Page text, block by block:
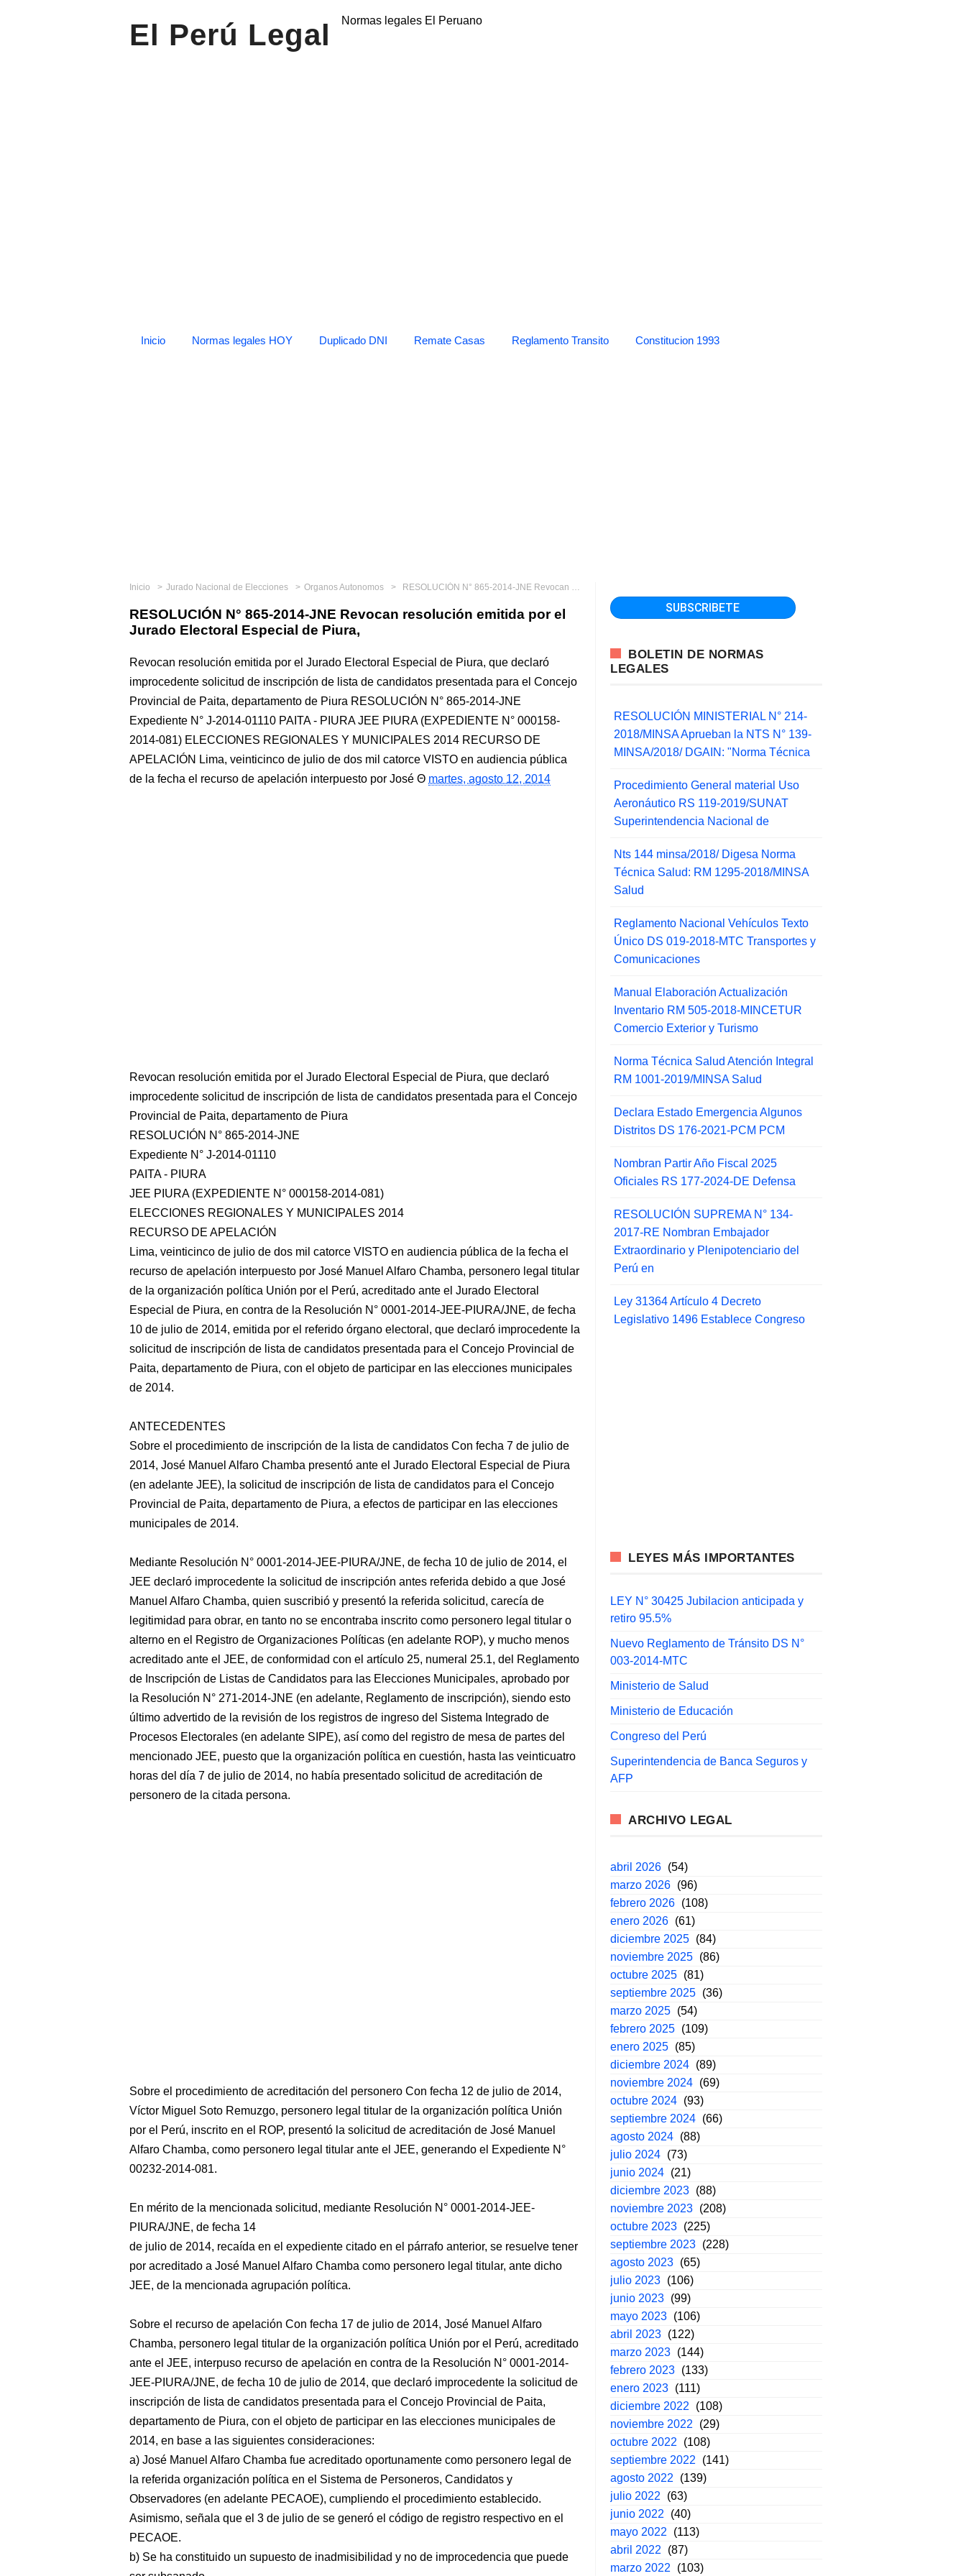
El Perú Legal Normas legales El Peruano
Inicio Normas legales HOY Duplicado DNI Remate Casas Reglamento Transito Constitucion 1993
Inicio Jurado Nacional de Elecciones Organos Autonomos RESOLUCIÓN N° 865-2014-JNE Revocan resolución emitida por el Jurado Electoral Especial de Piura,
RESOLUCIÓN N° 865-2014-JNE Revocan resolución emitida por el
Jurado Electoral Especial de Piura,
Revocan resolución emitida por el Jurado Electoral Especial de Piura, que declaró
improcedente solicitud de inscripción de lista de candidatos presentada para el Concejo
Provincial de Paita, departamento de Piura RESOLUCIÓN N° 865-2014-JNE
Expediente N° J-2014-01110 PAITA - PIURA JEE PIURA (EXPEDIENTE N° 000158-
2014-081) ELECCIONES REGIONALES Y MUNICIPALES 2014 RECURSO DE
APELACIÓN Lima, veinticinco de julio de dos mil catorce VISTO en audiencia pública
de la fecha el recurso de apelación interpuesto por José
martes, agosto 12, 2014
Revocan resolución emitida por el Jurado Electoral Especial de Piura, que declaró
improcedente solicitud de inscripción de lista de candidatos presentada para el Concejo
Provincial de Paita, departamento de Piura
RESOLUCIÓN N° 865-2014-JNE
Expediente N° J-2014-01110
PAITA - PIURA
JEE PIURA (EXPEDIENTE N° 000158-2014-081)
ELECCIONES REGIONALES Y MUNICIPALES 2014
RECURSO DE APELACIÓN
Lima, veinticinco de julio de dos mil catorce VISTO en audiencia pública de la fecha el
recurso de apelación interpuesto por José Manuel Alfaro Chamba, personero legal titular
de la organización política Unión por el Perú, acreditado ante el Jurado Electoral
Especial de Piura, en contra de la Resolución N° 0001-2014-JEE-PIURA/JNE, de fecha
10 de julio de 2014, emitida por el referido órgano electoral, que declaró improcedente la
solicitud de inscripción de lista de candidatos presentada para el Concejo Provincial de
Paita, departamento de Piura, con el objeto de participar en las elecciones municipales
de 2014.
ANTECEDENTES
Sobre el procedimiento de inscripción de la lista de candidatos Con fecha 7 de julio de
2014, José Manuel Alfaro Chamba presentó ante el Jurado Electoral Especial de Piura
(en adelante JEE), la solicitud de inscripción de lista de candidatos para el Concejo
Provincial de Paita, departamento de Piura, a efectos de participar en las elecciones
municipales de 2014.
Mediante Resolución N° 0001-2014-JEE-PIURA/JNE, de fecha 10 de julio de 2014, el
JEE declaró improcedente la solicitud de inscripción antes referida debido a que José
Manuel Alfaro Chamba, quien suscribió y presentó la referida solicitud, carecía de
legitimidad para obrar, en tanto no se encontraba inscrito como personero legal titular o
alterno en el Registro de Organizaciones Políticas (en adelante ROP), y mucho menos
acreditado ante el JEE, de conformidad con el artículo 25, numeral 25.1, del Reglamento
de Inscripción de Listas de Candidatos para las Elecciones Municipales, aprobado por
la Resolución N° 271-2014-JNE (en adelante, Reglamento de inscripción), siendo esto
último advertido de la revisión de los registros de ingreso del Sistema Integrado de
Procesos Electorales (en adelante SIPE), así como del registro de mesa de partes del
mencionado JEE, puesto que la organización política en cuestión, hasta las veinticuatro
horas del día 7 de julio de 2014, no había presentado solicitud de acreditación de
personero de la citada persona.
Sobre el procedimiento de acreditación del personero Con fecha 12 de julio de 2014,
Víctor Miguel Soto Remuzgo, personero legal titular de la organización política Unión
por el Perú, inscrito en el ROP, presentó la solicitud de acreditación de José Manuel
Alfaro Chamba, como personero legal titular ante el JEE, generando el Expediente N°
00232-2014-081.
En mérito de la mencionada solicitud, mediante Resolución N° 0001-2014-JEE-
PIURA/JNE, de fecha 14
de julio de 2014, recaída en el expediente citado en el párrafo anterior, se resuelve tener
por acreditado a José Manuel Alfaro Chamba como personero legal titular, ante dicho
JEE, de la mencionada agrupación política.
Sobre el recurso de apelación Con fecha 17 de julio de 2014, José Manuel Alfaro
Chamba, personero legal titular de la organización política Unión por el Perú, acreditado
ante el JEE, interpuso recurso de apelación en contra de la Resolución N° 0001-2014-
JEE-PIURA/JNE, de fecha 10 de julio de 2014, que declaró improcedente la solicitud de
inscripción de lista de candidatos presentada para el Concejo Provincial de Paita,
departamento de Piura, con el objeto de participar en las elecciones municipales de
2014, en base a las siguientes consideraciones:
a) José Manuel Alfaro Chamba fue acreditado oportunamente como personero legal de
la referida organización política en el Sistema de Personeros, Candidatos y
Observadores (en adelante PECAOE), cumpliendo el procedimiento establecido.
Asimismo, señala que el 3 de julio de se generó el código de registro respectivo en el
PECAOE.
b) Se ha constituido un supuesto de inadmisibilidad y no de improcedencia que puede
BOLETIN DE NORMAS
LEGALES
RESOLUCIÓN MINISTERIAL N° 214-
2018/MINSA Aprueban la NTS N° 139-
MINSA/2018/ DGAIN: "Norma Técnica
Procedimiento General material Uso
Aeronáutico RS 119-2019/SUNAT
Superintendencia Nacional de
Nts 144 minsa/2018/ Digesa Norma
Técnica Salud: RM 1295-2018/MINSA
Salud
Reglamento Nacional Vehículos Texto
Único DS 019-2018-MTC Transportes y
Comunicaciones
Manual Elaboración Actualización
Inventario RM 505-2018-MINCETUR
Comercio Exterior y Turismo
Norma Técnica Salud Atención Integral
RM 1001-2019/MINSA Salud
Declara Estado Emergencia Algunos
Distritos DS 176-2021-PCM PCM
Nombran Partir Año Fiscal 2025
Oficiales RS 177-2024-DE Defensa
RESOLUCIÓN SUPREMA N° 134-
2017-RE Nombran Embajador
Extraordinario y Plenipotenciario del
Perú en
Ley 31364 Artículo 4 Decreto
Legislativo 1496 Establece Congreso
LEYES MÁS IMPORTANTES
LEY N° 30425 Jubilacion anticipada y
retiro 95.5%
Nuevo Reglamento de Tránsito DS N°
003-2014-MTC
Ministerio de Salud
Ministerio de Educación
Congreso del Perú
Superintendencia de Banca Seguros y
AFP
ARCHIVO LEGAL
abril 2026 (54)
marzo 2026 (96)
febrero 2026 (108)
enero 2026 (61)
diciembre 2025 (84)
noviembre 2025 (86)
octubre 2025 (81)
septiembre 2025 (36)
marzo 2025 (54)
febrero 2025 (109)
enero 2025 (85)
diciembre 2024 (89)
noviembre 2024 (69)
octubre 2024 (93)
septiembre 2024 (66)
agosto 2024 (88)
julio 2024 (73)
junio 2024 (21)
diciembre 2023 (88)
noviembre 2023 (208)
octubre 2023 (225)
septiembre 2023 (228)
agosto 2023 (65)
julio 2023 (106)
junio 2023 (99)
mayo 2023 (106)
abril 2023 (122)
marzo 2023 (144)
febrero 2023 (133)
enero 2023 (111)
diciembre 2022
(108)
noviembre 2022
(29)
octubre 2022
(108)
septiembre 2022
(141)
agosto 2022
(139)
julio 2022
(63)
junio 2022
(40)
mayo 2022
(113)
abril 2022
(87)
marzo 2022
(103)